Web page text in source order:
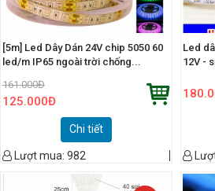
[5m] Led Dây Dán 24V chip 5050 60
led/m IP65 ngoài trời chống...
161.000Đ
125.000Đ
Chi tiết
Lượt mua: 982
Led
12V -